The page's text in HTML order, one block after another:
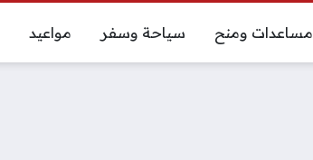
مساعدات ومنح سياحة وسفر مواعيد